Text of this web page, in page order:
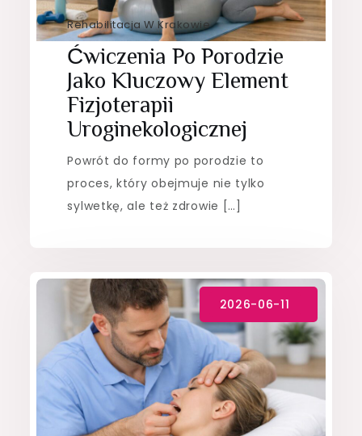
Rehabilitacja W Krakowie
Ćwiczenia Po Porodzie
Jako Kluczowy Element
Fizjoterapii
Uroginekologicznej
Powrót do formy po porodzie to
proces, który obejmuje nie tylko
sylwetkę, ale też zdrowie […]